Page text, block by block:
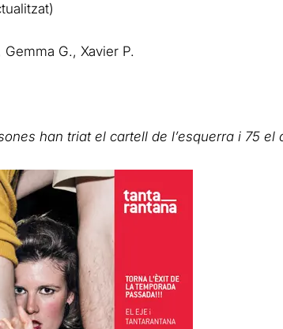
G., Xavier P.
han triat el cartell de l’esquerra i 75 el